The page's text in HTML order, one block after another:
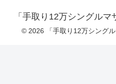
「手取り12万シングルマ
© 2026 「手取り12万シングル